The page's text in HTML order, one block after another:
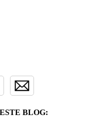
BLOG: